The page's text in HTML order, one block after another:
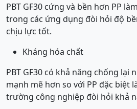
PBT GF30 cứng và bền hơn PP
trong các ứng dụng đòi hỏi độ
chịu lực tốt.
Kháng hóa chất
PBT GF30 có khả năng chống lại
mạnh mẽ hơn so với PP đặc biệt
trường công nghiệp đòi hỏi khả